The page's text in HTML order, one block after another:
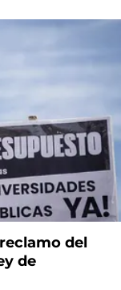
del
de